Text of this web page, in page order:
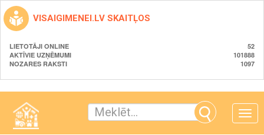
VISAIGIMENEI.LV SKAITĻOS
LIETOTĀJI ONLINE
52
AKTĪVIE UZŅĒMUMI
101888
NOZARES RAKSTI
1097
Toggle